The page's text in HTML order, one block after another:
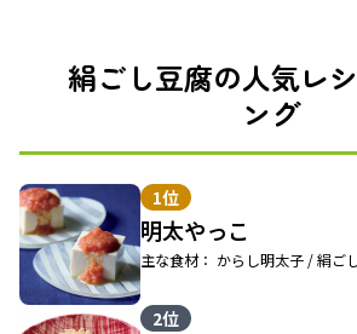
絹ごし豆腐の人気レ
ング
1位
明太やっこ
主な食材： からし明太子 / 絹ご
2位